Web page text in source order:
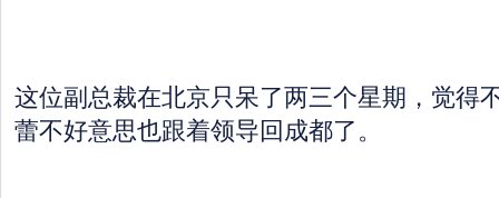
这位副总裁在北京只呆了两三个星期，觉得
蕾不好意思也跟着领导回成都了。